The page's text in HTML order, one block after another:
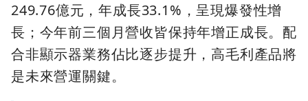
249.76億元，年成長33.1%，呈現爆發性增
長；今年前三個月營收皆保持年增正成長。配
合非顯示器業務佔比逐步提升，高毛利產品將
是未來營運關鍵。